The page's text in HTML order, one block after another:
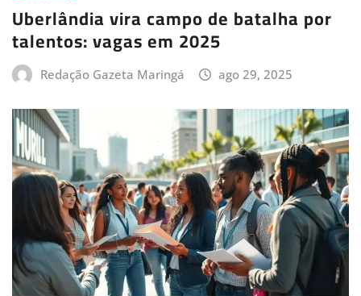
Uberlândia vira campo de batalha por
talentos: vagas em 2025
Redação Gazeta Maringá ago 29, 2025